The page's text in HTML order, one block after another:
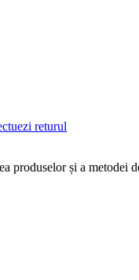
returul
produselor și a metodei